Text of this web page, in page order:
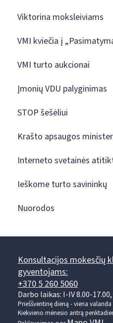
Viktorina moksleiviams
VMI kviečia į
VMI turto aukcionai
Įmonių VDU palyginimas
STOP šešėliui
Krašto apsaugos
Interneto svetainės
Ieškome turto savininkų
Nuorodos
Konsultacijos mokesčių
gyventojams:
+370 5 260 5060
Darbo laikas: I-IV 8.00-17.00,
Prieššventinę dieną - viena
Kiekvieno mėnesio antrą